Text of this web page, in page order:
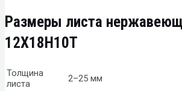
Размеры листа
12Х18Н10Т
Толщина
листа
2–25 мм